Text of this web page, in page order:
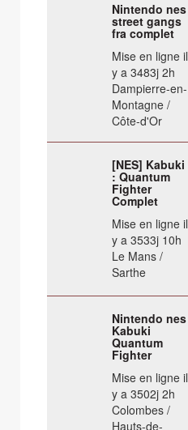
Nintendo nes
street gangs
fra complet
Mise en ligne il
y a 3483j 2h
Dampierre-en-
Montagne /
Côte-d'Or
[NES] Kabuki
: Quantum
Fighter
Complet
Mise en ligne il
y a 3533j 10h
Le Mans /
Sarthe
Nintendo nes
Kabuki
Quantum
Fighter
Mise en ligne il
y a 3502j 2h
Colombes /
Hauts-de-